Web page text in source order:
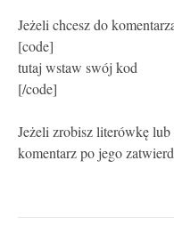
Jeżeli chcesz do
[code]
tutaj wstaw swój kod
[/code]
Jeżeli zrobisz literówkę
komentarz po jego